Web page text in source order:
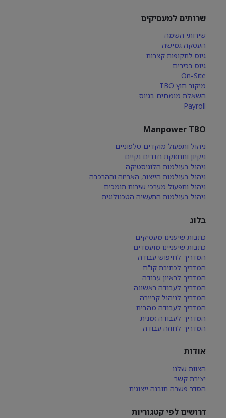
שרותים למעסיקים
שירותי השמה
העסקה גמישה
גיוס לתקופות קצרות
גיוס בכירים
On-Site
מיקור חוץ TBO
השאלת מומחים בגיוס
Payroll
Manpower TBO
ניהול ותפעול מוקדים טלפוניים
ניקיון ותחזוקת חדרים נקיים
ניהול בעולמות הלוגיסטיקה
ניהול בעולמות הייצור, האריזה וההרכבה
ניהול ותפעול מערכי שירות תומכים
ניהול בעולמות התעשיה הטכנולוגית
בלוג
כתבות שיענינו מעסיקים
כתבות שיעניינו מועמדים
המדריך לחיפוש עבודה
המדריך לכתיבת קו"ח
המדריך לראיון עבודה
המדריך לעבודה ראשונה
המדריך לניהול קריירה
המדריך לעבודה מהבית
המדריך לעבודה זמנית
המדריך לחוזה עבודה
אודות
הצוות שלנו
יצירת קשר
הסדר פשרה תובנה ייצוגית
דרושים לפי קטגוריות